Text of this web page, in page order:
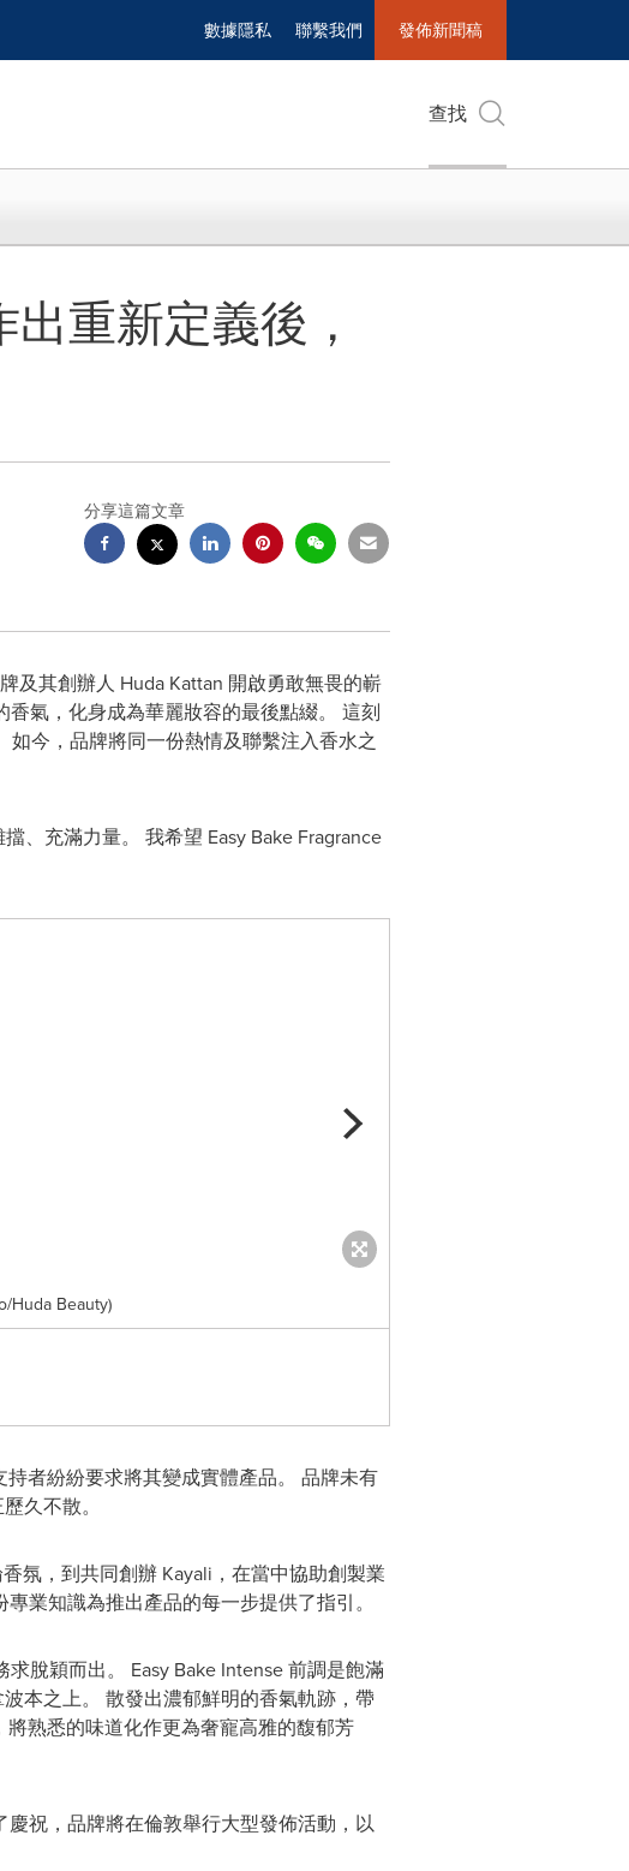
數據隱私 聯繫我們 發佈新聞稿
查找
重新定義後，
分享這篇文章
及其創辦人 Huda Kattan 開啟勇敢無畏的嶄
氣，化身成為華麗妝容的最後點綴。 這刻
今，品牌將同一份熱情及聯繫注入香水之
、充滿力量。 我希望 Easy Bake Fragrance
Huda Beauty)
者紛紛要求將其變成實體產品。 品牌未有
久不散。
氛，到共同創辦 Kayali，在當中協助創製業
業知識為推出產品的每一步提供了指引。
脫穎而出。 Easy Bake Intense 前調是飽滿
本之上。 散發出濃郁鮮明的香氣軌跡，帶
熟悉的味道化作更為奢寵高雅的馥郁芳
祝，品牌將在倫敦舉行大型發佈活動，以